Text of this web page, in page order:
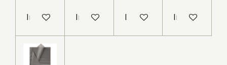
In winkelwagenIn winkelwagenIn winkelwagenIn